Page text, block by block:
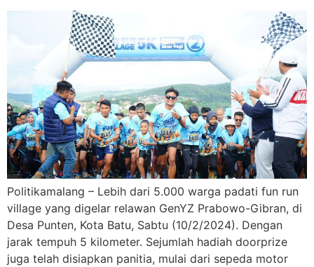
Politikamalang – Lebih dari 5.000 warga padati fun run
village yang digelar relawan GenYZ Prabowo-Gibran, di
Desa Punten, Kota Batu, Sabtu (10/2/2024). Dengan
jarak tempuh 5 kilometer. Sejumlah hadiah doorprize
juga telah disiapkan panitia, mulai dari sepeda motor